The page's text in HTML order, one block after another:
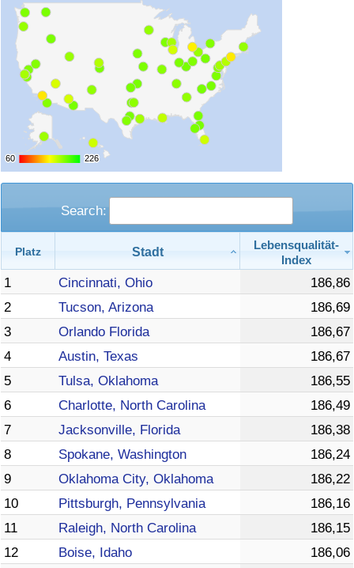
60
60 226
226
Search:
Platz Stadt
Lebensqualität-
Index
1 Cincinnati, Ohio
186,86
2
Tucson, Arizona
186,69
3
Orlando Florida
186,67
4
Austin, Texas
186,67
5
Tulsa, Oklahoma
186,55
6
Charlotte, North Carolina
186,49
7
Jacksonville, Florida
186,38
8
Spokane, Washington
186,24
9
Oklahoma City, Oklahoma
186,22
10
Pittsburgh, Pennsylvania
186,16
11
Raleigh, North Carolina
186,15
12
Boise, Idaho
186,06
Verkehr
Verkehrs-Index
Verkehrs-Index (aktuell)
Verkehrs-Index nach Land